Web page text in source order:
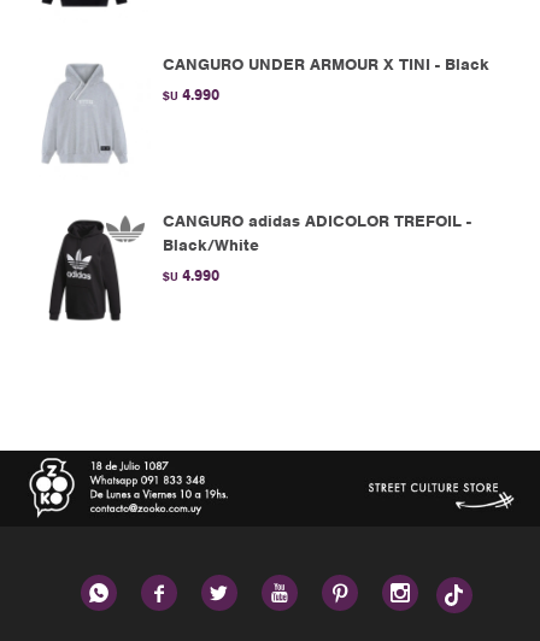
CANGURO UNDER ARMOUR X TINI - Black
$U 4.990
CANGURO adidas ADICOLOR TREFOIL -
Black/White
$U 4.990
     